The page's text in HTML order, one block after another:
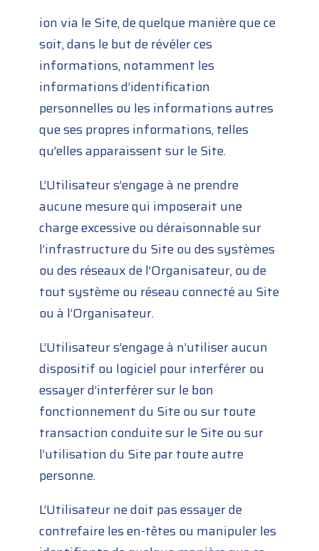
ion via le Site, de quelque manière que ce
soit, dans le but de révéler ces
informations, notamment les
informations d’identification
personnelles ou les informations autres
que ses propres informations, telles
qu’elles apparaissent sur le Site.
L’Utilisateur s’engage à ne prendre
aucune mesure qui imposerait une
charge excessive ou déraisonnable sur
l’infrastructure du Site ou des systèmes
ou des réseaux de l’Organisateur, ou de
tout système ou réseau connecté au Site
ou à l’Organisateur.
L’Utilisateur s’engage à n’utiliser aucun
dispositif ou logiciel pour interférer ou
essayer d’interférer sur le bon
fonctionnement du Site ou sur toute
transaction conduite sur le Site ou sur
l’utilisation du Site par toute autre
personne.
L’Utilisateur ne doit pas essayer de
contrefaire les en-têtes ou manipuler les